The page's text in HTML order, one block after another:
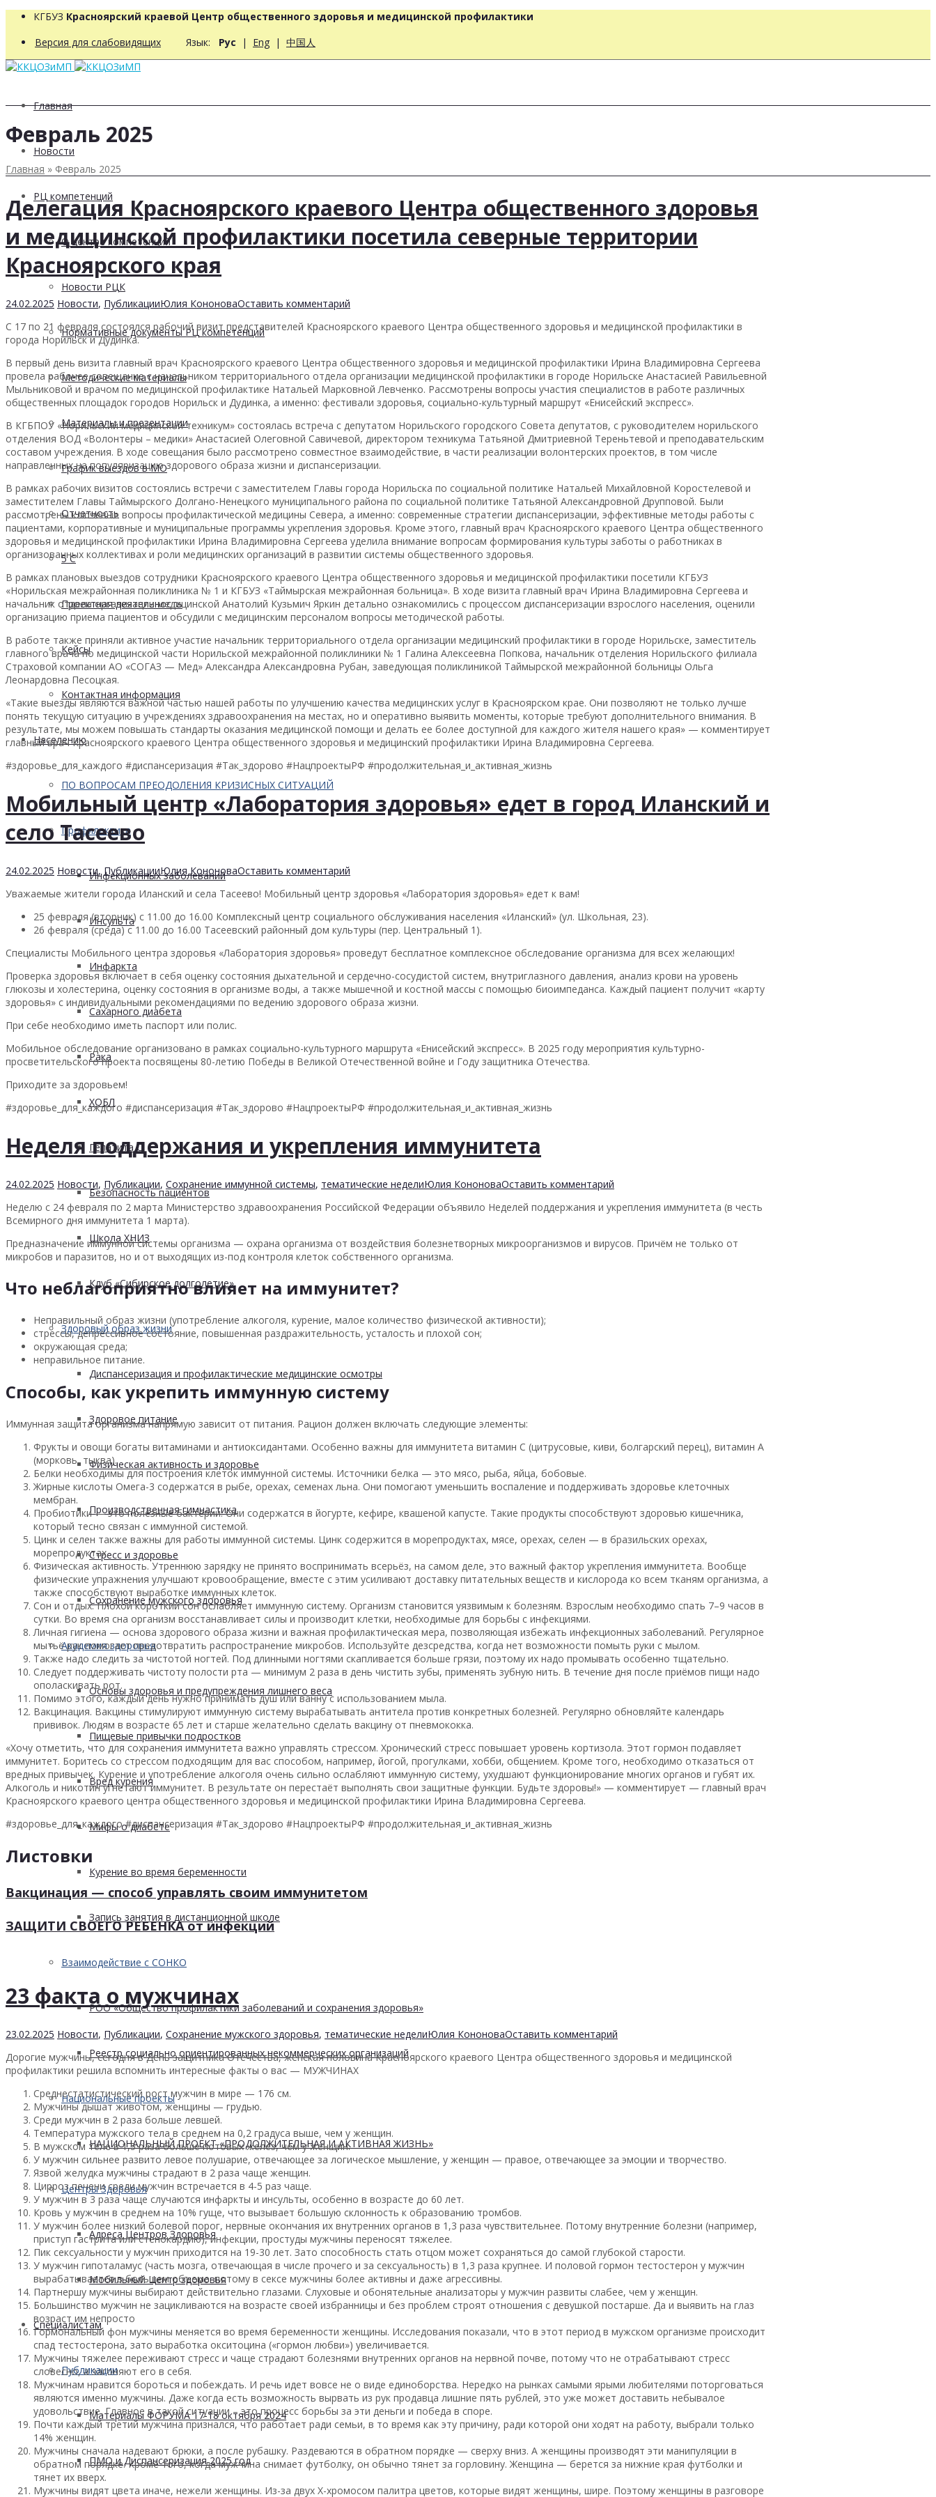
КГБУЗ Красноярский краевой Центр общественного здоровья и медицинской профилактики
Версия для слабовидящих Язык: Рус | Eng | 中国人
Главная
Новости
РЦ компетенций
О центре компетенций
Новости РЦК
Нормативные документы РЦ компетенций
Методические материалы
Материалы и презентации
График выездов в МО
Отчетность
5 С
Проектная деятельность
Кейсы
Контактная информация
Населению
ПО ВОПРОСАМ ПРЕОДОЛЕНИЯ КРИЗИСНЫХ СИТУАЦИЙ
Профилактика
Инфекционных заболеваний
Инсульта
Инфаркта
Сахарного диабета
Рака
ХОБЛ
Гепатита С
Безопасность пациентов
Школа ХНИЗ
Клуб «Сибирское долголетие»
Здоровый образ жизни
Диспансеризация и профилактические медицинские осмотры
Здоровое питание
Физическая активность и здоровье
Производственная гимнастика
Стресс и здоровье
Сохранение мужского здоровья
Академия здоровья
Основы здоровья и предупреждения лишнего веса
Пищевые привычки подростков
Вред курения
Мифы о диабете
Курение во время беременности
Запись занятия в дистанционной школе
Взаимодействие с СОНКО
РОО «Общество профилактики заболеваний и сохранения здоровья»
Реестр социально ориентированных некоммерческих организаций
Национальные проекты
НАЦИОНАЛЬНЫЙ ПРОЕКТ «ПРОДОЛЖИТЕЛЬНАЯ И АКТИВНАЯ ЖИЗНЬ»
Центры Здоровья
Адреса Центров Здоровья
Мобильный Центр здоровья
Cпециалистам
Публикации
Материалы ФОРУМА 17-18 октября 2024
ПМО и Диспансеризация 2025 год
Февраль 2025
Главная » Февраль 2025
Делегация Красноярского краевого Центра общественного здоровья
и медицинской профилактики посетила северные территории
Красноярского края
24.02.2025 Новости, ПубликацииЮлия КононоваОставить комментарий
С 17 по 21 февраля состоялся рабочий визит представителей Красноярского краевого Центра общественного здоровья и медицинской профилактики в
города Норильск и Дудинка.
В первый день визита главный врач Красноярского краевого Центра общественного здоровья и медицинской профилактики Ирина Владимировна Сергеева
провела рабочее совещание с начальником территориального отдела организации медицинской профилактики в городе Норильске Анастасией Равильевной
Мыльниковой и врачом по медицинской профилактике Натальей Марковной Левченко. Рассмотрены вопросы участия специалистов в работе различных
общественных площадок городов Норильск и Дудинка, а именно: фестивали здоровья, социально-культурный маршрут «Енисейский экспресс».
В КГБПОУ «Норильский медицинской техникум» состоялась встреча с депутатом Норильского городского Совета депутатов, с руководителем норильского
отделения ВОД «Волонтеры – медики» Анастасией Олеговной Савичевой, директором техникума Татьяной Дмитриевной Тереньтевой и преподавательским
составом учреждения. В ходе совещания было рассмотрено совместное взаимодействие, в части реализации волонтерских проектов, в том числе
направленных на популяризацию здорового образа жизни и диспансеризации.
В рамках рабочих визитов состоялись встречи с заместителем Главы города Норильска по социальной политике Натальей Михайловной Коростелевой и
заместителем Главы Таймырского Долгано-Ненецкого муниципального района по социальной политике Татьяной Александровной Друпповой. Были
рассмотрены ключевые вопросы профилактической медицины Севера, а именно: современные стратегии диспансеризации, эффективные методы работы с
пациентами, корпоративные и муниципальные программы укрепления здоровья. Кроме этого, главный врач Красноярского краевого Центра общественного
здоровья и медицинской профилактики Ирина Владимировна Сергеева уделила внимание вопросам формирования культуры заботы о работниках в
организованных коллективах и роли медицинских организаций в развитии системы общественного здоровья.
В рамках плановых выездов сотрудники Красноярского краевого Центра общественного здоровья и медицинской профилактики посетили КГБУЗ
«Норильская межрайонная поликлиника № 1 и КГБУЗ «Таймырская межрайонная больница». В ходе визита главный врач Ирина Владимировна Сергеева и
начальник отдела организации медицинской Анатолий Кузьмич Яркин детально ознакомились с процессом диспансеризации взрослого населения, оценили
организацию приема пациентов и обсудили с медицинским персоналом вопросы методической работы.
В работе также приняли активное участие начальник территориального отдела организации медицинский профилактики в городе Норильске, заместитель
главного врача по медицинской части Норильской межрайонной поликлиники № 1 Галина Алексеевна Попкова, начальник отделения Норильского филиала
Страховой компании АО «СОГАЗ — Мед» Александра Александровна Рубан, заведующая поликлиникой Таймырской межрайонной больницы Ольга
Леонардовна Песоцкая.
«Такие выезды являются важной частью нашей работы по улучшению качества медицинских услуг в Красноярском крае. Они позволяют не только лучше
понять текущую ситуацию в учреждениях здравоохранения на местах, но и оперативно выявить моменты, которые требуют дополнительного внимания. В
результате, мы можем повышать стандарты оказания медицинской помощи и делать ее более доступной для каждого жителя нашего края» — комментирует
главный врач Красноярского краевого Центра общественного здоровья и медицинский профилактики Ирина Владимировна Сергеева.
#здоровье_для_каждого #диспансеризация #Так_здорово #НацпроектыРФ #продолжительная_и_активная_жизнь
Мобильный центр «Лаборатория здоровья» едет в город Иланский и
село Тасеево
24.02.2025 Новости, ПубликацииЮлия КононоваОставить комментарий
Уважаемые жители города Иланский и села Тасеево! Мобильный центр здоровья «Лаборатория здоровья» едет к вам!
25 февраля (вторник) с 11.00 до 16.00 Комплексный центр социального обслуживания населения «Иланский» (ул. Школьная, 23).
26 февраля (среда) с 11.00 до 16.00 Тасеевский районный дом культуры (пер. Центральный 1).
Специалисты Мобильного центра здоровья «Лаборатория здоровья» проведут бесплатное комплексное обследование организма для всех желающих!
Проверка здоровья включает в себя оценку состояния дыхательной и сердечно-сосудистой систем, внутриглазного давления, анализ крови на уровень
глюкозы и холестерина, оценку состояния в организме воды, а также мышечной и костной массы с помощью биоимпеданса. Каждый пациент получит «карту
здоровья» с индивидуальными рекомендациями по ведению здорового образа жизни.
При себе необходимо иметь паспорт или полис.
Мобильное обследование организовано в рамках социально-культурного маршрута «Енисейский экспресс». В 2025 году мероприятия культурно-
просветительского проекта посвящены 80-летию Победы в Великой Отечественной войне и Году защитника Отечества.
Приходите за здоровьем!
#здоровье_для_каждого #диспансеризация #Так_здорово #НацпроектыРФ #продолжительная_и_активная_жизнь
Неделя поддержания и укрепления иммунитета
24.02.2025 Новости, Публикации, Сохранение иммунной системы, тематические неделиЮлия КононоваОставить комментарий
Неделю с 24 февраля по 2 марта Министерство здравоохранения Российской Федерации объявило Неделей поддержания и укрепления иммунитета (в честь
Всемирного дня иммунитета 1 марта).
Предназначение иммунной системы организма — охрана организма от воздействия болезнетворных микроорганизмов и вирусов. Причём не только от
микробов и паразитов, но и от выходящих из-под контроля клеток собственного организма.
Что неблагоприятно влияет на иммунитет?
Неправильный образ жизни (употребление алкоголя, курение, малое количество физической активности);
стрессы, депрессивное состояние, повышенная раздражительность, усталость и плохой сон;
окружающая среда;
неправильное питание.
Способы, как укрепить иммунную систему
Иммунная защита организма напрямую зависит от питания. Рацион должен включать следующие элементы:
Фрукты и овощи богаты витаминами и антиоксидантами. Особенно важны для иммунитета витамин С (цитрусовые, киви, болгарский перец), витамин А
(морковь, тыква).
Белки необходимы для построения клеток иммунной системы. Источники белка — это мясо, рыба, яйца, бобовые.
Жирные кислоты Омега-3 содержатся в рыбе, орехах, семенах льна. Они помогают уменьшить воспаление и поддерживать здоровье клеточных
мембран.
Пробиотики — это полезные бактерии. Они содержатся в йогурте, кефире, квашеной капусте. Такие продукты способствуют здоровью кишечника,
который тесно связан с иммунной системой.
Цинк и селен также важны для работы иммунной системы. Цинк содержится в морепродуктах, мясе, орехах, селен — в бразильских орехах,
морепродуктах.
Физическая активность. Утреннюю зарядку не принято воспринимать всерьёз, на самом деле, это важный фактор укрепления иммунитета. Вообще
физические упражнения улучшают кровообращение, вместе с этим усиливают доставку питательных веществ и кислорода ко всем тканям организма, а
также способствуют выработке иммунных клеток.
Сон и отдых. Плохой короткий сон ослабляет иммунную систему. Организм становится уязвимым к болезням. Взрослым необходимо спать 7–9 часов в
сутки. Во время сна организм восстанавливает силы и производит клетки, необходимые для борьбы с инфекциями.
Личная гигиена — основа здорового образа жизни и важная профилактическая мера, позволяющая избежать инфекционных заболеваний. Регулярное
мытьё рук помогает предотвратить распространение микробов. Используйте дезсредства, когда нет возможности помыть руки с мылом.
Также надо следить за чистотой ногтей. Под длинными ногтями скапливается больше грязи, поэтому их надо промывать особенно тщательно.
Следует поддерживать чистоту полости рта — минимум 2 раза в день чистить зубы, применять зубную нить. В течение дня после приёмов пищи надо
ополаскивать рот.
Помимо этого, каждый день нужно принимать душ или ванну с использованием мыла.
Вакцинация. Вакцины стимулируют иммунную систему вырабатывать антитела против конкретных болезней. Регулярно обновляйте календарь
прививок. Людям в возрасте 65 лет и старше желательно сделать вакцину от пневмококка.
«Хочу отметить, что для сохранения иммунитета важно управлять стрессом. Хронический стресс повышает уровень кортизола. Этот гормон подавляет
иммунитет. Боритесь со стрессом подходящим для вас способом, например, йогой, прогулками, хобби, общением. Кроме того, необходимо отказаться от
вредных привычек. Курение и употребление алкоголя очень сильно ослабляют иммунную систему, ухудшают функционирование многих органов и губят их.
Алкоголь и никотин угнетают иммунитет. В результате он перестаёт выполнять свои защитные функции. Будьте здоровы!» — комментирует — главный врач
Красноярского краевого центра общественного здоровья и медицинской профилактики Ирина Владимировна Сергеева.
#здоровье_для_каждого #диспансеризация #Так_здорово #НацпроектыРФ #продолжительная_и_активная_жизнь
Листовки
Вакцинация — способ управлять своим иммунитетом
ЗАЩИТИ СВОЕГО РЕБЕНКА от инфекций
23 факта о мужчинах
23.02.2025 Новости, Публикации, Сохранение мужского здоровья, тематические неделиЮлия КононоваОставить комментарий
Дорогие мужчины, сегодня в День защитника Отечества, женская половина Красноярского краевого Центра общественного здоровья и медицинской
профилактики решила вспомнить интересные факты о вас — МУЖЧИНАХ
Среднестатистический рост мужчин в мире — 176 см.
Мужчины дышат животом, женщины — грудью.
Среди мужчин в 2 раза больше левшей.
Температура мужского тела в среднем на 0,2 градуса выше, чем у женщин.
В мужском теле в 1,5 раза больше потовых желез, чем у женщин.
У мужчин сильнее развито левое полушарие, отвечающее за логическое мышление, у женщин — правое, отвечающее за эмоции и творчество.
Язвой желудка мужчины страдают в 2 раза чаще женщин.
Цирроз печени среди мужчин встречается в 4-5 раз чаще.
У мужчин в 3 раза чаще случаются инфаркты и инсульты, особенно в возрасте до 60 лет.
Кровь у мужчин в среднем на 10% гуще, что вызывает большую склонность к образованию тромбов.
У мужчин более низкий болевой порог, нервные окончания их внутренних органов в 1,3 раза чувствительнее. Потому внутренние болезни (например,
приступ гастрита или стенокардию), инфекции, простуды мужчины переносят тяжелее.
Пик сексуальности у мужчин приходится на 19-30 лет. Зато способность стать отцом может сохраняться до самой глубокой старости.
У мужчин гипоталамус (часть мозга, отвечающая в числе прочего и за сексуальность) в 1,3 раза крупнее. И половой гормон тестостерон у мужчин
вырабатывается в большем объеме. потому в сексе мужчины более активны и даже агрессивны.
Партнершу мужчины выбирают действительно глазами. Слуховые и обонятельные анализаторы у мужчин развиты слабее, чем у женщин.
Большинство мужчин не зацикливаются на возрасте своей избранницы и без проблем строят отношения с девушкой постарше. Да и выявить на глаз
возраст им непросто
Гормональный фон мужчины меняется во время беременности женщины. Исследования показали, что в этот период в мужском организме происходит
спад тестостерона, зато выработка окситоцина («гормон любви») увеличивается.
Мужчины тяжелее переживают стресс и чаще страдают болезнями внутренних органов на нервной почве, потому что не отрабатывают стресс
словесно, а загоняют его в себя.
Мужчинам нравится бороться и побеждать. И речь идет вовсе не о виде единоборства. Нередко на рынках самыми ярыми любителями поторговаться
являются именно мужчины. Даже когда есть возможность вырвать из рук продавца лишние пять рублей, это уже может доставить небывалое
удовольствие. Главное в такой ситуации – это процесс борьбы за эти деньги и победа в споре.
Почти каждый третий мужчина признался, что работает ради семьи, в то время как эту причину, ради которой они ходят на работу, выбрали только
14% женщин.
Мужчины сначала надевают брюки, а после рубашку. Раздеваются в обратном порядке — сверху вниз. А женщины производят эти манипуляции в
обратном порядке. Кроме того, когда мужчина снимает футболку, он обычно тянет за горловину. Женщина — берется за нижние края футболки и
тянет их вверх.
Мужчины видят цвета иначе, нежели женщины. Из-за двух Х-хромосом палитра цветов, которые видят женщины, шире. Поэтому женщины в разговоре